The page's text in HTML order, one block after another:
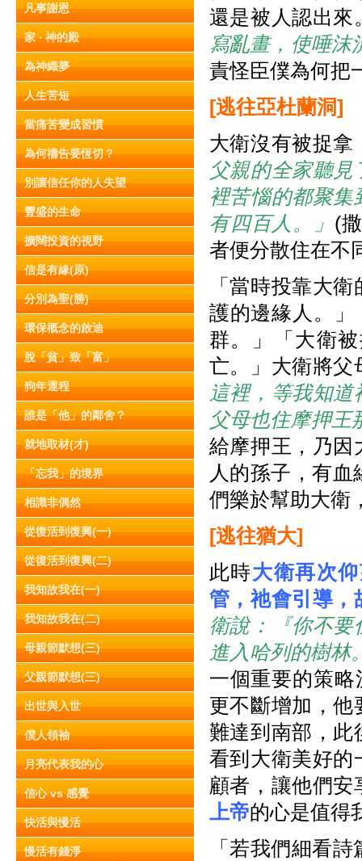
凡事謝恩
家 ‧ 神的殿
為神織夢
人生苦短
當痛苦變成習慣
為何禱告要恆切？
別讓信任你的人失望
豐盛的生命
擴闊投資的視野
信是有緣(原)
分別為聖(勝)
環保概念的啟迪
脫「貧」致「富」
狗年運程
誰是「他」的鄰舍？
就地取材(才)
「忘我」的境界
相識非偶然
從復活到復興(一)
從復活到復興(二)
我知故我在(一)
我知故我在(二)
母親節默想(三)
父親節默想(三)
出世與入世
僕人領袖
月亮代表我的心
信心 vs 感覺
快活與慢活
慢活有錢淨
還是被人認出來
寫亂畫，使唾沫
責怪臣僕為何把
[逃往亞杜蘭洞]
大衛沒有被捉拿
父親的全家聽
裡苦惱的都聚
有四百人。」 (
者便分散住在不
「當時投靠大
護的邊緣人。
群。」「大衛
亡。」大衛將父
這裡，等我知
父母也住摩押王
給摩押王，乃因
人的孫子，有
們樂於幫助大衛
[逃往猶大]
此時大衛再次
管，祂會引導，
衛說：『你不
進入哈列的樹林
一個重要的策
更不斷增加，他
難達到南部，此
看到大衛美好的
顧者，讓他們安
上帝的心是值得
「若我們細看